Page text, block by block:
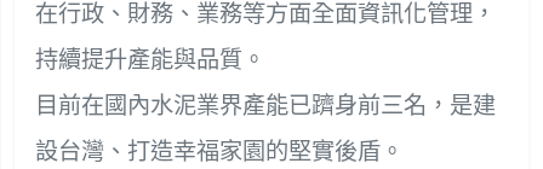
在行政、財務、業務等方面全面資訊化管理，
持續提升產能與品質。
目前在國內水泥業界產能已躋身前三名，是建
設台灣、打造幸福家園的堅實後盾。